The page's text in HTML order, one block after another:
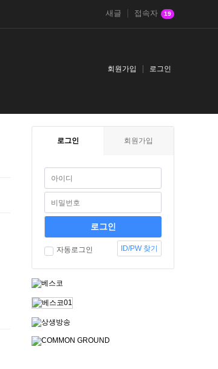
새글 접속자 19
회원가입 로그인
로그인 회원가입
자동로그인 ID/PW 찾기